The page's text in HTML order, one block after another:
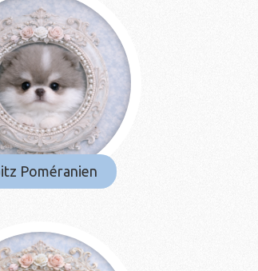
Poméranien